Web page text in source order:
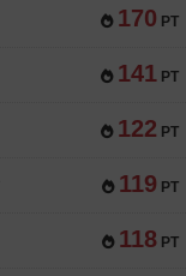
170 PT
141 PT
122 PT
119 PT
118 PT